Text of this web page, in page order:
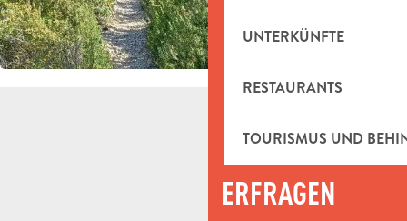
UNTERKÜNFTE
RESTAURANTS
TOURISMUS UND
ERFRAGEN